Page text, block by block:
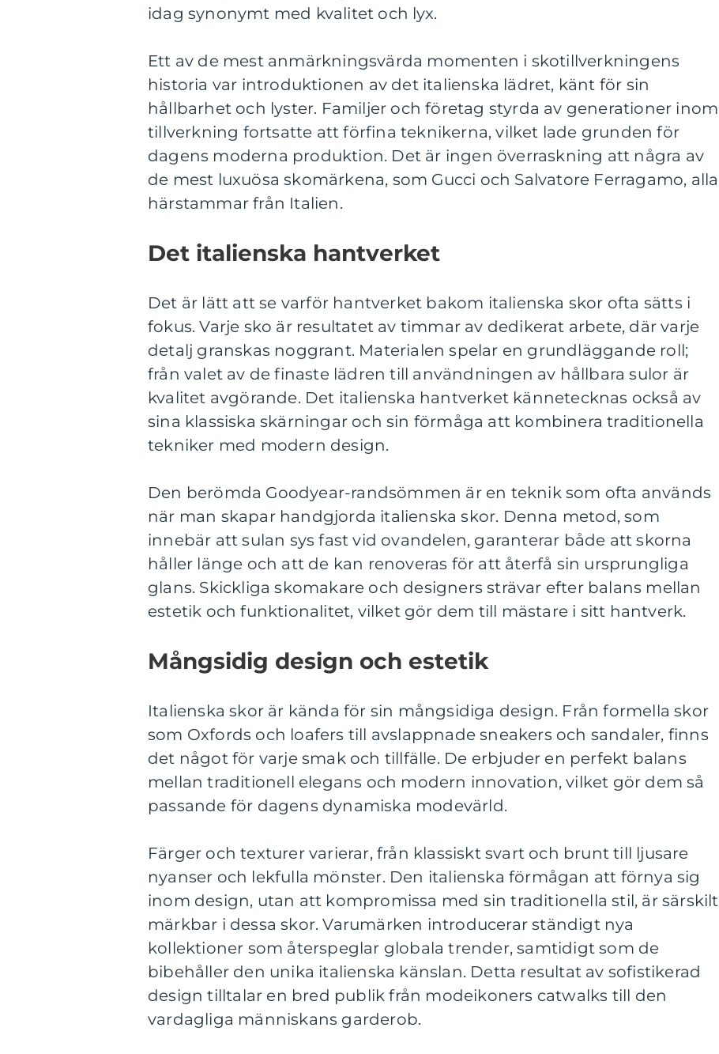
idag synonymt med kvalitet och lyx.
Ett av de mest anmärkningsvärda momenten i skotillverkningens
historia var introduktionen av det italienska lädret, känt för sin
hållbarhet och lyster. Familjer och företag styrda av generationer inom
tillverkning fortsatte att förfina teknikerna, vilket lade grunden för
dagens moderna produktion. Det är ingen överraskning att några av
de mest luxuösa skomärkena, som Gucci och Salvatore Ferragamo, alla
härstammar från Italien.
Det italienska hantverket
Det är lätt att se varför hantverket bakom italienska skor ofta sätts i
fokus. Varje sko är resultatet av timmar av dedikerat arbete, där varje
detalj granskas noggrant. Materialen spelar en grundläggande roll;
från valet av de finaste lädren till användningen av hållbara sulor är
kvalitet avgörande. Det italienska hantverket kännetecknas också av
sina klassiska skärningar och sin förmåga att kombinera traditionella
tekniker med modern design.
Den berömda Goodyear-randsömmen är en teknik som ofta används
när man skapar handgjorda italienska skor. Denna metod, som
innebär att sulan sys fast vid ovandelen, garanterar både att skorna
håller länge och att de kan renoveras för att återfå sin ursprungliga
glans. Skickliga skomakare och designers strävar efter balans mellan
estetik och funktionalitet, vilket gör dem till mästare i sitt hantverk.
Mångsidig design och estetik
Italienska skor är kända för sin mångsidiga design. Från formella skor
som Oxfords och loafers till avslappnade sneakers och sandaler, finns
det något för varje smak och tillfälle. De erbjuder en perfekt balans
mellan traditionell elegans och modern innovation, vilket gör dem så
passande för dagens dynamiska modevärld.
Färger och texturer varierar, från klassiskt svart och brunt till ljusare
nyanser och lekfulla mönster. Den italienska förmågan att förnya sig
inom design, utan att kompromissa med sin traditionella stil, är särskilt
märkbar i dessa skor. Varumärken introducerar ständigt nya
kollektioner som återspeglar globala trender, samtidigt som de
bibehåller den unika italienska känslan. Detta resultat av sofistikerad
design tilltalar en bred publik från modeikoners catwalks till den
vardagliga människans garderob.